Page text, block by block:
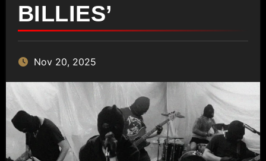
BILLIES’
Nov 20, 2025